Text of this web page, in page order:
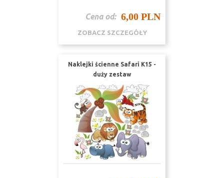
Cena od: 6,00 PLN
ZOBACZ SZCZEGÓŁY
Naklejki ścienne Safari K15 -
duży zestaw